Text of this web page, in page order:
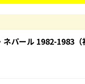
パール 1982-1983（